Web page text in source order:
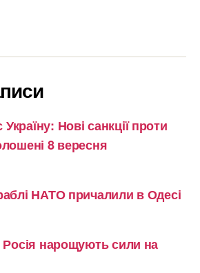
Нові санкції проти
8 вересня
НАТО причалили в Одесі
нарощують сили на